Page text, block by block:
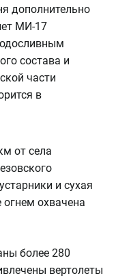
дополнительно
МИ-17
состава и
части
в
от села
и сухая
охвачена
более 280
вертолеты